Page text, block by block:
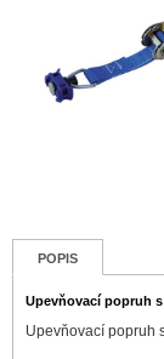
POPIS
Upevňovací popruh s
Upevňovací popruh